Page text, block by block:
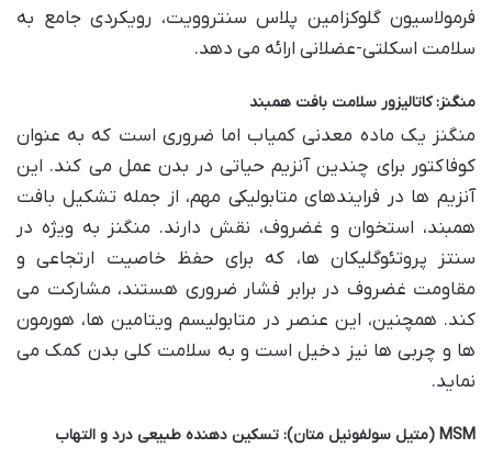
فرمولاسیون گلوکزامین پلاس سنتروویت، رویکردی جامع به
سلامت اسکلتی-عضلانی ارائه می دهد.
منگنز: کاتالیزور سلامت بافت همبند
منگنز یک ماده معدنی کمیاب اما ضروری است که به عنوان
کوفاکتور برای چندین آنزیم حیاتی در بدن عمل می کند. این
آنزیم ها در فرایندهای متابولیکی مهم، از جمله تشکیل بافت
همبند، استخوان و غضروف، نقش دارند. منگنز به ویژه در
سنتز پروتئوگلیکان ها، که برای حفظ خاصیت ارتجاعی و
مقاومت غضروف در برابر فشار ضروری هستند، مشارکت می
کند. همچنین، این عنصر در متابولیسم ویتامین ها، هورمون
ها و چربی ها نیز دخیل است و به سلامت کلی بدن کمک می
نماید.
MSM (متیل سولفونیل متان): تسکین دهنده طبیعی درد و التهاب